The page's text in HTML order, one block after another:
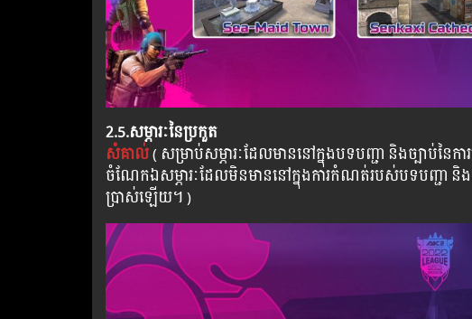
2.5.សម្ភារៈនៃប្រកួត
សំគាល់( សម្រាប់សម្ភារៈដែលមាននៅក្នុងបទបញ្ជា និងច្បាប់នៃក
ចំណែកឯសម្ភារៈដែលមិនមាននៅក្នុងការកំណត់របស់បទបញ្ជា និង
ប្រាស់ឡើយ។ )